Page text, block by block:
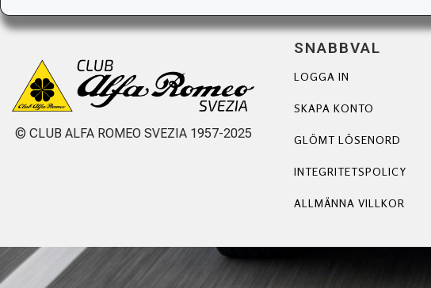
© CLUB ALFA ROMEO SVEZIA 1957-2025
SNABBVAL
LOGGA IN
SKAPA KONTO
GLÖMT LÖSENORD
INTEGRITETSPOLICY
ALLMÄNNA VILLKOR